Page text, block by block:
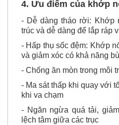
4. Ưu điểm của khớp
- Dễ dàng tháo rời: Khớp
trúc và dễ dàng để lắp ráp
- Hấp thụ sốc đệm: Khớp
và giảm xóc có khả năng
- Chống ăn mòn trong môi
- Ma sát thấp khi quay với
khi va chạm
- Ngăn ngừa quá tải,
lệch tâm giữa các trục